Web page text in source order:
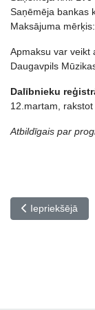
Saņēmēja bankas
Maksājuma
Apmaksu var veikt
Daugavpils
Dalībnieku
12.martam,
Atbildīgais par
Iepriekšējais
Iepriekšējā